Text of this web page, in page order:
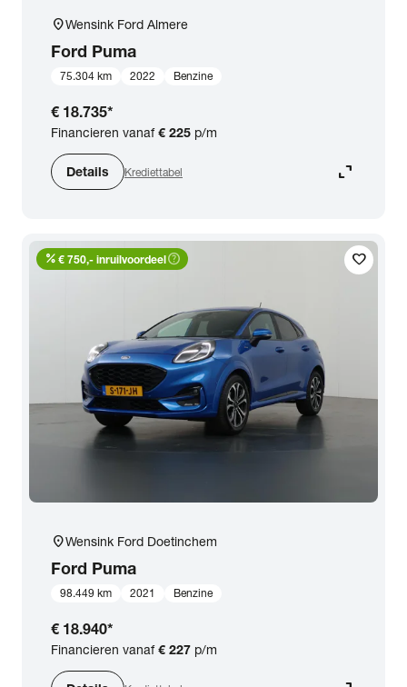
location_onWensink Ford Almere
Ford Puma
75.304 km 2022 Benzine
€ 18.735*
Financieren vanaf€ 225 p/m
Details Krediettabel expand_content
favorite
percent € 750,- inruilvoordeelhelp_outline
location_onWensink Ford Doetinchem
Ford Puma
98.449 km 2021 Benzine
€ 18.940*
Financieren vanaf€ 227 p/m